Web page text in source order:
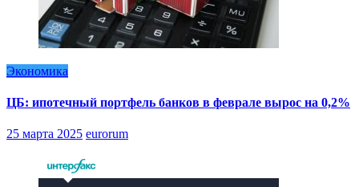
Экономика
ЦБ: ипотечный портфель банков в феврале вырос на 0,2%
25 марта 2025 eurorum